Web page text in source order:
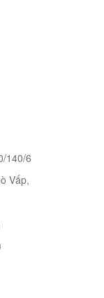
140/6
Vấp,